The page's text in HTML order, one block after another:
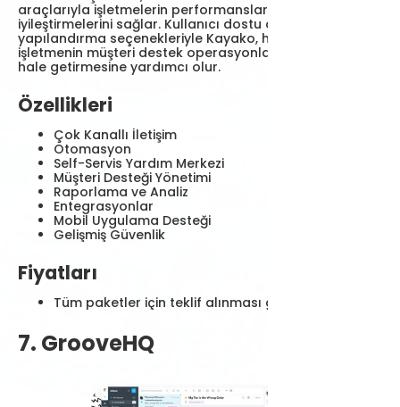
araçlarıyla işletmelerin performanslarını izlemelerini ve
iyileştirmelerini sağlar. Kullanıcı dostu arayüzü ve esnek
yapılandırma seçenekleriyle Kayako, her ölçekte
işletmenin müşteri destek operasyonlarını daha verimli
hale getirmesine yardımcı olur.
Özellikleri
Çok Kanallı İletişim
Otomasyon
Self-Servis Yardım Merkezi
Müşteri Desteği Yönetimi
Raporlama ve Analiz
Entegrasyonlar
Mobil Uygulama Desteği
Gelişmiş Güvenlik
Fiyatları
Tüm paketler için teklif alınması gerekiyor.
7. GrooveHQ